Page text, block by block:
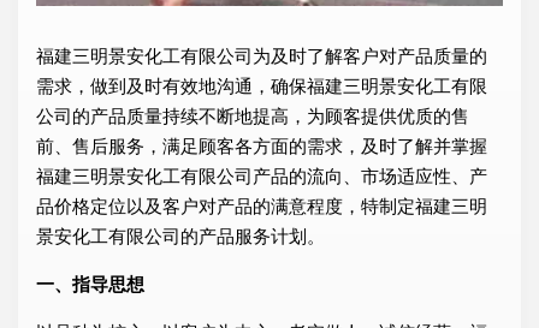
福建三明景安化工有限公司为及时了解客户对产品质量的
需求，做到及时有效地沟通，确保福建三明景安化工有限
公司的产品质量持续不断地提高，为顾客提供优质的售
前、售后服务，满足顾客各方面的需求，及时了解并掌握
福建三明景安化工有限公司产品的流向、市场适应性、产
品价格定位以及客户对产品的满意程度，特制定福建三明
景安化工有限公司的产品服务计划。
一、指导思想